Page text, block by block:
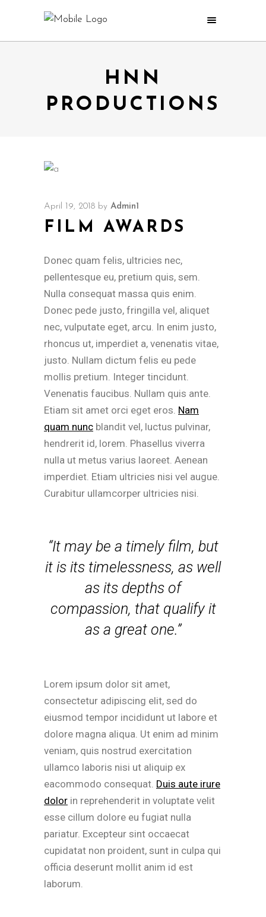
HNN
PRODUCTIONS
April 19, 2018 by Admin1
FILM AWARDS
Donec quam felis, ultricies nec,
pellentesque eu, pretium quis, sem.
Nulla consequat massa quis enim.
Donec pede justo, fringilla vel, aliquet
nec, vulputate eget, arcu. In enim justo,
rhoncus ut, imperdiet a, venenatis vitae,
justo. Nullam dictum felis eu pede
mollis pretium. Integer tincidunt.
Venenatis faucibus. Nullam quis ante.
Etiam sit amet orci eget eros. Nam
quam nunc blandit vel, luctus pulvinar,
hendrerit id, lorem. Phasellus viverra
nulla ut metus varius laoreet. Aenean
imperdiet. Etiam ultricies nisi vel augue.
Curabitur ullamcorper ultricies nisi.
“It may be a timely film, but
it is its timelessness, as well
as its depths of
compassion, that qualify it
as a great one.”
Lorem ipsum dolor sit amet,
consectetur adipiscing elit, sed do
eiusmod tempor incididunt ut labore et
dolore magna aliqua. Ut enim ad minim
veniam, quis nostrud exercitation
ullamco laboris nisi ut aliquip ex
eacommodo consequat. Duis aute irure
dolor in reprehenderit in voluptate velit
esse cillum dolore eu fugiat nulla
pariatur. Excepteur sint occaecat
cupidatat non proident, sunt in culpa qui
officia deserunt mollit anim id est
laborum.